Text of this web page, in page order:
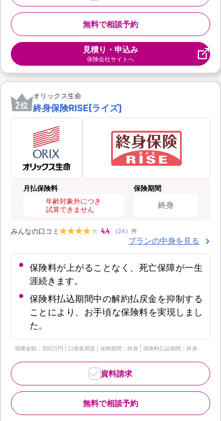
無料で相談予約
見積り・申込み
保険会社サイトへ
2位
オリックス生命
終身保険RISE[ライズ]
月払保険料
年齢対象外につき
試算できません
保険期間
終身
みんなの口コミ 4.4 （ 24 ） 件
プランの中身を見る
保険料が上がることなく、死亡保障が一生
涯続きます。
保険料払込期間中の解約払戻金を抑制する
ことにより、お手頃な保険料を実現しまし
た。
保険金額：300万円 | 口座振替扱 | 保険期間：終身 | 保険料払込期間：終身
無料で相談予約
資料請求